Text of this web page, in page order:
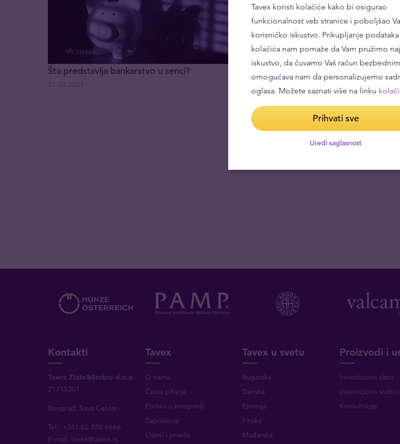
Šta predstavlja bankarstvo u senci?
Kontakti
Tavex Zlato&Srebro d.o.o.
21715301
Beograd, Sava Centar
Tel.: +381 62 888 6666
E-mail:tavex@tavex.rs
Tavex
O nama
Česta pitanja
Podaci o kompaniji
Zaposlenje
Uslovi i pravila
Tavex u svetu
Bugarska
Danska
Estonija
Finska
Mađarska
Proizvodi i
Investiciono zlato
Investiciono srebro
Konsultacije
Tavex koristi kolačiće kako bi osigurao
funkcionalnost veb stranice i poboljšao
korisničko iskustvo. Prikupljanje
kolačića nam pomaže da Vam pružimo
iskustvo, da čuvamo Vaš račun
omogućava nam da personalizujemo
oglasa. Možete saznati više na linku
Prihvati sve
Uredi saglasnost